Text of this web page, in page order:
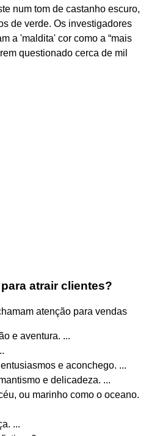
num tom de castanho escuro,
de verde. Os investigadores
a 'maldita' cor como a “mais
questionado cerca de mil
atrair clientes?
atenção para vendas
e aventura. ...
e aconchego. ...
e delicadeza. ...
ou marinho como o oceano.
...